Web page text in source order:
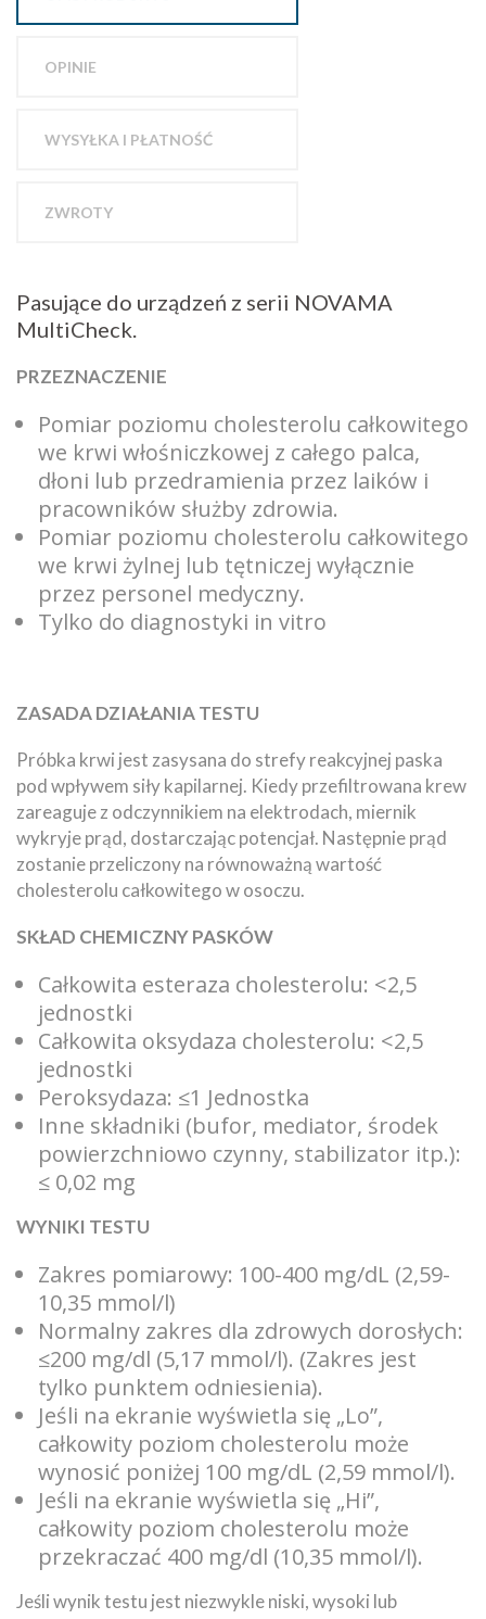
OPINIE
WYSYŁKA I PŁATNOŚĆ
ZWROTY
Pasujące do urządzeń z serii NOVAMA
MultiCheck.
PRZEZNACZENIE
Pomiar poziomu cholesterolu całkowitego
we krwi włośniczkowej z całego palca,
dłoni lub przedramienia przez laików i
pracowników służby zdrowia.
Pomiar poziomu cholesterolu całkowitego
we krwi żylnej lub tętniczej wyłącznie
przez personel medyczny.
Tylko do diagnostyki in vitro
ZASADA DZIAŁANIA TESTU
Próbka krwi jest zasysana do strefy reakcyjnej paska
pod wpływem siły kapilarnej. Kiedy przefiltrowana krew
zareaguje z odczynnikiem na elektrodach, miernik
wykryje prąd, dostarczając potencjał. Następnie prąd
zostanie przeliczony na równoważną wartość
cholesterolu całkowitego w osoczu.
SKŁAD CHEMICZNY PASKÓW
Całkowita esteraza cholesterolu: <2,5
jednostki
Całkowita oksydaza cholesterolu: <2,5
jednostki
Peroksydaza: ≤1 Jednostka
Inne składniki (bufor, mediator, środek
powierzchniowo czynny, stabilizator itp.):
≤ 0,02 mg
WYNIKI TESTU
Zakres pomiarowy: 100-400 mg/dL (2,59-
10,35 mmol/l)
Normalny zakres dla zdrowych dorosłych:
≤200 mg/dl (5,17 mmol/l). (Zakres jest
tylko punktem odniesienia).
Jeśli na ekranie wyświetla się „Lo”,
całkowity poziom cholesterolu może
wynosić poniżej 100 mg/dL (2,59 mmol/l).
Jeśli na ekranie wyświetla się „Hi”,
całkowity poziom cholesterolu może
przekraczać 400 mg/dl (10,35 mmol/l).
Jeśli wynik testu jest niezwykle niski, wysoki lub